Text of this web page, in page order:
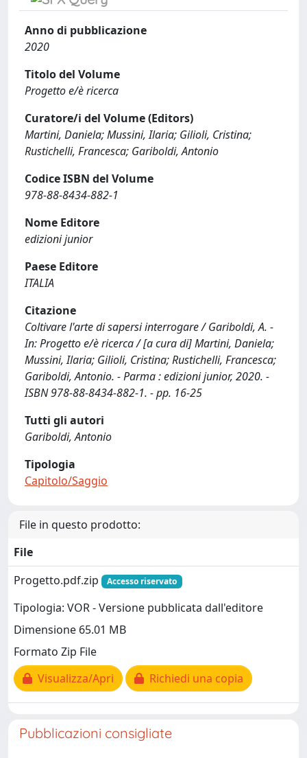
Anno di pubblicazione
2020
Titolo del Volume
Progetto e/è ricerca
Curatore/i del Volume (Editors)
Martini, Daniela; Mussini, Ilaria; Gilioli, Cristina;
Rustichelli, Francesca; Gariboldi, Antonio
Codice ISBN del Volume
978-88-8434-882-1
Nome Editore
edizioni junior
Paese Editore
ITALIA
Citazione
Coltivare l'arte di sapersi interrogare / Gariboldi, A. -
In: Progetto e/è ricerca / [a cura di] Martini, Daniela;
Mussini, Ilaria; Gilioli, Cristina; Rustichelli, Francesca;
Gariboldi, Antonio. - Parma : edizioni junior, 2020. -
ISBN 978-88-8434-882-1. - pp. 16-25
Tutti gli autori
Gariboldi, Antonio
Tipologia
Capitolo/Saggio
File in questo prodotto:
File
Progetto.pdf.zip
Accesso riservato
Tipologia: VOR - Versione pubblicata dall'editore
Dimensione 65.01 MB
Formato Zip File
Visualizza/Apri
Richiedi una copia
Pubblicazioni consigliate